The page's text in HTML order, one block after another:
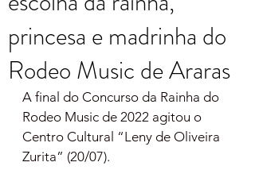
princesa e madrinha do
Rodeo Music de Araras
A final do Concurso da Rainha do
Rodeo Music de 2022 agitou o
Centro Cultural “Leny de Oliveira
Zurita” (20/07).